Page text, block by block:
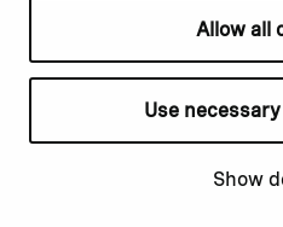
Allow all
Use
Show
Privacy policy
Cookie declaration
Cookie settings